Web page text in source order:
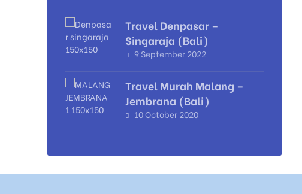
Travel Denpasar –
Singaraja (Bali)
9 September 2022
Travel Murah Malang –
Jembrana (Bali)
10 October 2020